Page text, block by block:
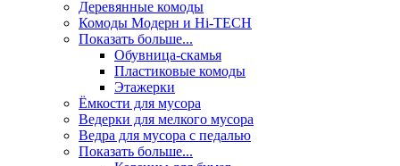
Деревянные комоды
Комоды Модерн и Hi-TECH
Показать больше...
Обувница-скамья
Пластиковые комоды
Этажерки
Ёмкости для мусора
Ведерки для мелкого мусора
Ведра для мусора с педалью
Показать больше...